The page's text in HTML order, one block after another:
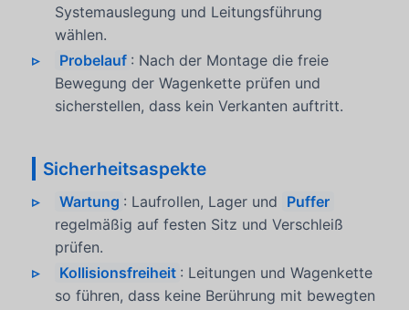
Systemauslegung und Leitungsführung
wählen.
Probelauf : Nach der Montage die freie
Bewegung der Wagenkette prüfen und
sicherstellen, dass kein Verkanten auftritt.
Sicherheitsaspekte
Wartung : Laufrollen, Lager und Puffer
regelmäßig auf festen Sitz und Verschleiß
prüfen.
Kollisionsfreiheit : Leitungen und Wagenkette
so führen, dass keine Berührung mit bewegten